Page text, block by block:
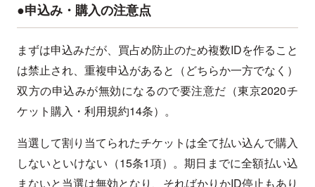
●申込み・購入の注意点
まずは申込みだが、買占め防止のため複数IDを作ること
は禁止され、重複申込があると（どちらか一方でなく）
双方の申込みが無効になるので要注意だ（東京2020チ
ケット購入・利用規約14条）。
当選して割り当てられたチケットは全て払い込んで購入
しないといけない（15条1項）。期日までに全額払い込
まないと当選は無効となり、そればかりかID停止もあり